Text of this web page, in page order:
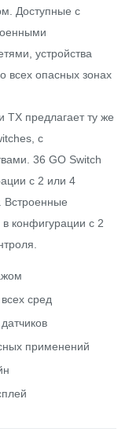
Доступные с
устройства
всех опасных зонах
TX предлагает ту же
с
36 GO Switch
с 2 или 4
Встроенные
конфигурации с 2
сред
применений